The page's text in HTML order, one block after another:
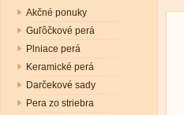
Akčné ponuky
Guľôčkové perá
Plniace perá
Keramické perá
Darčekové sady
Pera zo striebra